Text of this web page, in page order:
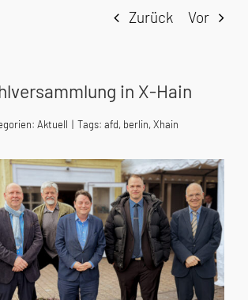
Zurück Vor
in X-Hain
Aktuell | Tags: afd, berlin,Xhain